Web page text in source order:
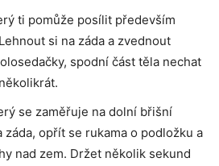
ti pomůže posílit především
si na záda a zvednout
spodní část těla nechat
se zaměřuje na dolní břišní
záda, opřít se rukama o podložku a
nad zem. Držet několik sekund